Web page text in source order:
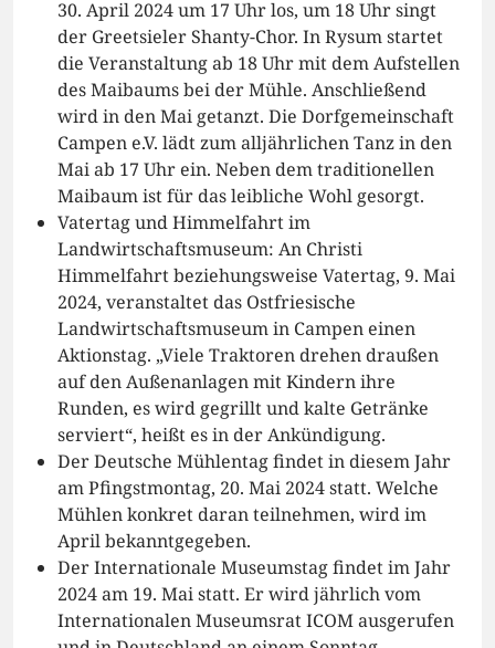
30. April 2024 um 17 Uhr los, um 18 Uhr singt
der Greetsieler Shanty-Chor. In Rysum startet
die Veranstaltung ab 18 Uhr mit dem Aufstellen
des Maibaums bei der Mühle. Anschließend
wird in den Mai getanzt. Die Dorfgemeinschaft
Campen e.V. lädt zum alljährlichen Tanz in den
Mai ab 17 Uhr ein. Neben dem traditionellen
Maibaum ist für das leibliche Wohl gesorgt.
Vatertag und Himmelfahrt im
Landwirtschaftsmuseum: An Christi
Himmelfahrt beziehungsweise Vatertag, 9. Mai
2024, veranstaltet das Ostfriesische
Landwirtschaftsmuseum in Campen einen
Aktionstag. „Viele Traktoren drehen draußen
auf den Außenanlagen mit Kindern ihre
Runden, es wird gegrillt und kalte Getränke
serviert“, heißt es in der Ankündigung.
Der Deutsche Mühlentag findet in diesem Jahr
am Pfingstmontag, 20. Mai 2024 statt. Welche
Mühlen konkret daran teilnehmen, wird im
April bekanntgegeben.
Der Internationale Museumstag findet im Jahr
2024 am 19. Mai statt. Er wird jährlich vom
Internationalen Museumsrat ICOM ausgerufen